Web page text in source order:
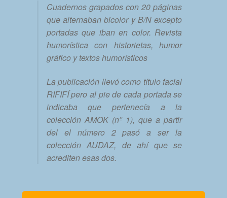
Cuadernos grapados con 20 páginas
que alternaban bicolor y B/N excepto
portadas que iban en color. Revista
humorística con historietas, humor
gráfico y textos humorísticos
La publicación llevó como título facial
RIFIFÍ pero al pie de cada portada se
indicaba que pertenecía a la
colección AMOK (nº 1), que a partir
del el número 2 pasó a ser la
colección AUDAZ, de ahí que se
acrediten esas dos.